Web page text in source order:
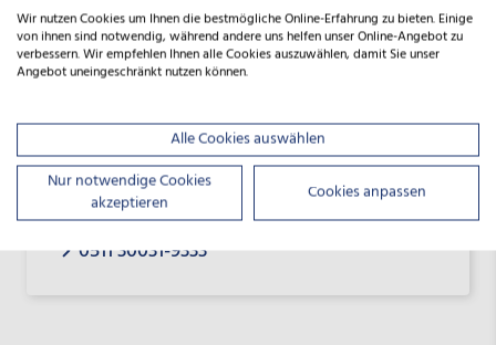
Förderberatung
beratung@nbank.de
0511 30031-9333
Wir nutzen Cookies um Ihnen die bestmögliche Online-Erfahrung zu bieten. Einige
von ihnen sind notwendig, während andere uns helfen unser Online-Angebot zu
verbessern. Wir empfehlen Ihnen alle Cookies auszuwählen, damit Sie unser
Angebot uneingeschränkt nutzen können.
Alle Cookies auswählen
Nur notwendige Cookies
akzeptieren
Cookies anpassen